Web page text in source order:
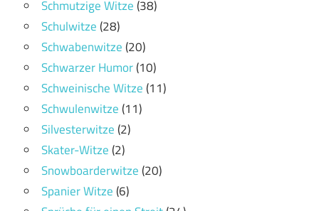
Schmutzige Witze(38)
Schulwitze(28)
Schwabenwitze(20)
Schwarzer Humor(10)
Schweinische Witze(11)
Schwulenwitze(11)
Silvesterwitze(2)
Skater-Witze(2)
Snowboarderwitze(20)
Spanier Witze(6)